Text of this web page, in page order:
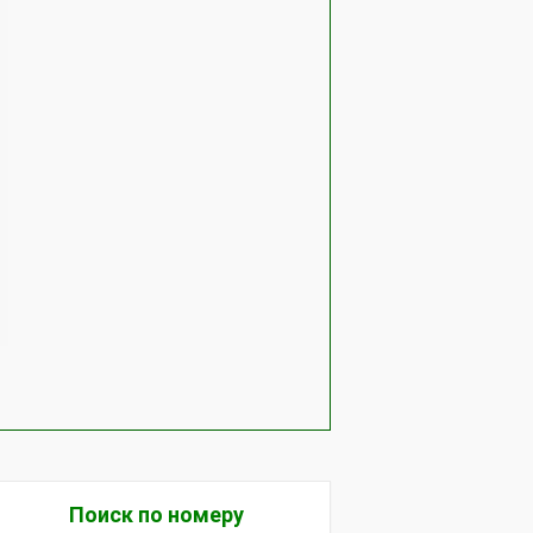
Поиск по номеру